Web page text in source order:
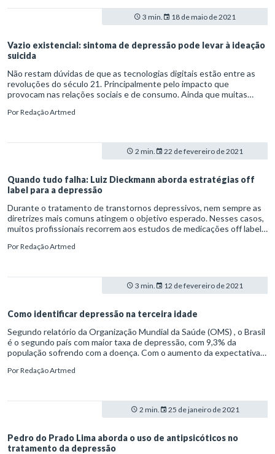
3 min. 18 de maio de 2021
Vazio existencial: sintoma de depressão pode levar à ideação
suicida
Não restam dúvidas de que as tecnologias digitais estão entre as
revoluções do século 21. Principalmente pelo impacto que
provocam nas relações sociais e de consumo. Ainda que muitas
trabalho virtuais como um enorme facilitador, para outras isso pode
PorRedação Artmed
2 min. 22 de fevereiro de 2021
Quando tudo falha: Luiz Dieckmann aborda estratégias off
label para a depressão
Durante o tratamento de transtornos depressivos, nem sempre as
diretrizes mais comuns atingem o objetivo esperado. Nesses casos,
muitos profissionais recorrem aos estudos de medicações off label
utilizados para outras doenças. O psiquiatra Luiz Dieckmann
apontam?”.
PorRedação Artmed
3 min. 12 de fevereiro de 2021
Como identificar depressão na terceira idade
Segundo relatório da Organização Mundial da Saúde (OMS) , o Brasil
é o segundo país com maior taxa de depressão, com 9,3% da
população sofrendo com a doença. Com o aumento da expectativa
alcançando 76,3 anos –, há mais idosos desenvolvendo quadros
PorRedação Artmed
2 min. 25 de janeiro de 2021
Pedro do Prado Lima aborda o uso de antipsicóticos no
tratamento da depressão